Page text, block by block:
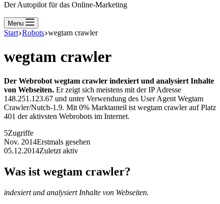
Der Autopilot für das Online-Marketing
Menu
Start Robots wegtam crawler
wegtam crawler
Der Webrobot wegtam crawler indexiert und analysiert Inhalte
von Webseiten. Er zeigt sich meistens mit der IP Adresse
148.251.123.67 und unter Verwendung des User Agent Wegtam
Crawler/Nutch-1.9. Mit 0% Marktanteil ist wegtam crawler auf Platz
401 der aktivsten Webrobots im Internet.
5Zugriffe
Nov. 2014Erstmals gesehen
05.12.2014Zuletzt aktiv
Was ist wegtam crawler?
indexiert und analysiert Inhalte von Webseiten.